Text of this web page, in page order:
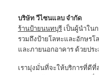
บริษัท วีไซนแลบ จำกัด
ร้านป้ายนนทบุรีเป็นผู้นำใน
รวมถึงป้ายโลหะและอักษร
และภายนอกอาคาร ด้วยปร
เรามุ่งมั่นที่จะให้บริการที่ดี